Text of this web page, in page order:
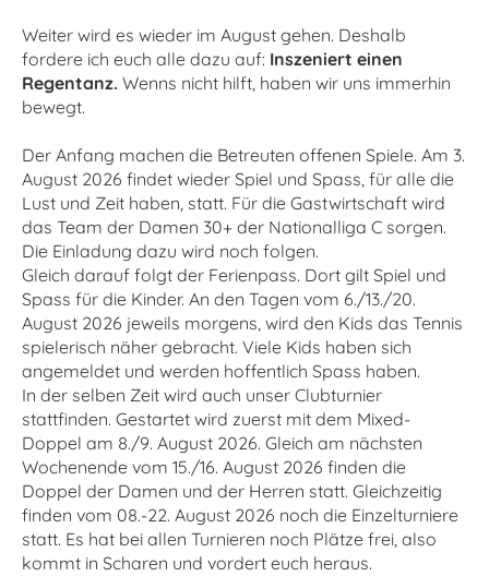
Weiter wird es wieder im August gehen. Deshalb
fordere ich euch alle dazu auf: Inszeniert einen
Regentanz. Wenns nicht hilft, haben wir uns immerhin
bewegt.
Der Anfang machen die Betreuten offenen Spiele. Am 3.
August 2026 findet wieder Spiel und Spass, für alle die
Lust und Zeit haben, statt. Für die Gastwirtschaft wird
das Team der Damen 30+ der Nationalliga C sorgen.
Die Einladung dazu wird noch folgen.
Gleich darauf folgt der Ferienpass. Dort gilt Spiel und
Spass für die Kinder. An den Tagen vom 6./13./20.
August 2026 jeweils morgens, wird den Kids das Tennis
spielerisch näher gebracht. Viele Kids haben sich
angemeldet und werden hoffentlich Spass haben.
In der selben Zeit wird auch unser Clubturnier
stattfinden. Gestartet wird zuerst mit dem Mixed-
Doppel am 8./9. August 2026. Gleich am nächsten
Wochenende vom 15./16. August 2026 finden die
Doppel der Damen und der Herren statt. Gleichzeitig
finden vom 08.-22. August 2026 noch die Einzelturniere
statt. Es hat bei allen Turnieren noch Plätze frei, also
kommt in Scharen und vordert euch heraus.